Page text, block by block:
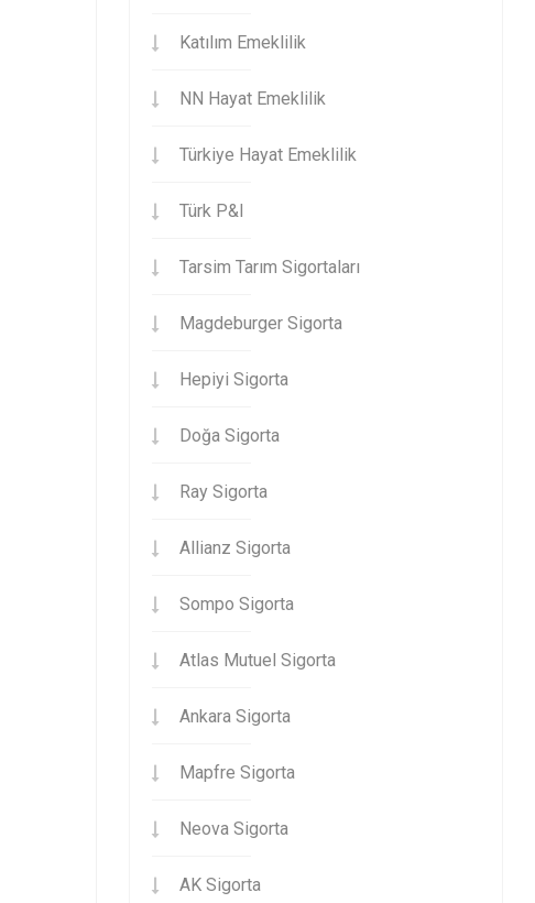
Katılım Emeklilik
NN Hayat Emeklilik
Türkiye Hayat Emeklilik
Türk P&I
Tarsim Tarım Sigortaları
Magdeburger Sigorta
Hepiyi Sigorta
Doğa Sigorta
Ray Sigorta
Allianz Sigorta
Sompo Sigorta
Atlas Mutuel Sigorta
Ankara Sigorta
Mapfre Sigorta
Neova Sigorta
AK Sigorta